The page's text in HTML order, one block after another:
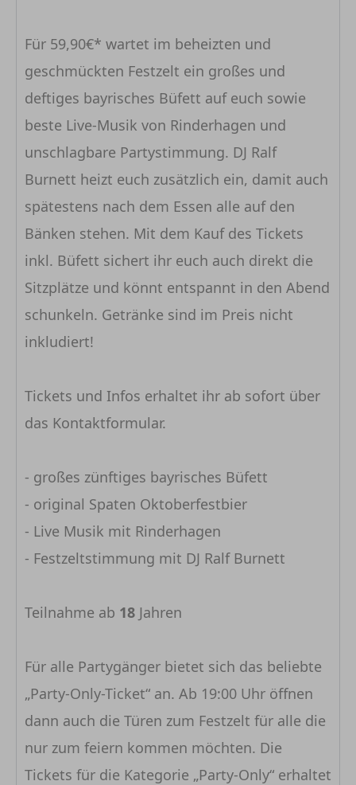
Für 59,90€* wartet im beheizten und
geschmückten Festzelt ein großes und
deftiges bayrisches Büfett auf euch sowie
beste Live-Musik von Rinderhagen und
unschlagbare Partystimmung. DJ Ralf
Burnett heizt euch zusätzlich ein, damit auch
spätestens nach dem Essen alle auf den
Bänken stehen. Mit dem Kauf des Tickets
inkl. Büfett sichert ihr euch auch direkt die
Sitzplätze und könnt entspannt in den Abend
schunkeln. Getränke sind im Preis nicht
inkludiert!
Tickets und Infos erhaltet ihr ab sofort über
das Kontaktformular.
- großes zünftiges bayrisches Büfett
- original Spaten Oktoberfestbier
- Live Musik mit Rinderhagen
- Festzeltstimmung mit DJ Ralf Burnett
Teilnahme ab 18 Jahren
Für alle Partygänger bietet sich das beliebte
„Party-Only-Ticket“ an. Ab 19:00 Uhr öffnen
dann auch die Türen zum Festzelt für alle die
nur zum feiern kommen möchten. Die
Tickets für die Kategorie „Party-Only“ erhaltet